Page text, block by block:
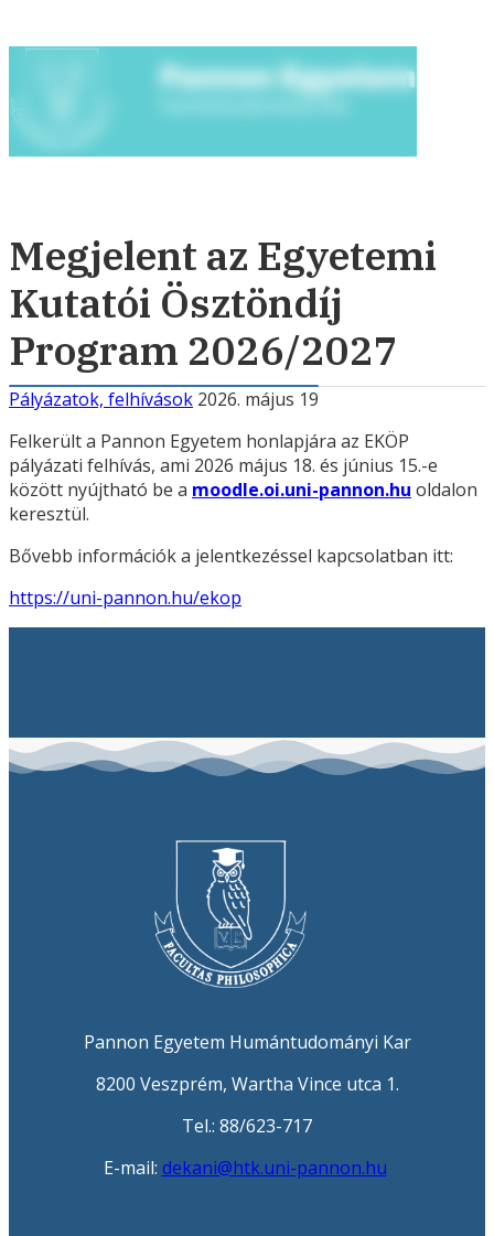
Megjelent az Egyetemi
Kutatói Ösztöndíj
Program 2026/2027
Pályázatok, felhívások 2026. május 19
Felkerült a Pannon Egyetem honlapjára az EKÖP
pályázati felhívás, ami 2026 május 18. és június 15.-e
között nyújtható be a moodle.oi.uni-pannon.hu oldalon
keresztül.
Bővebb információk a jelentkezéssel kapcsolatban itt:
https://uni-pannon.hu/ekop
Pannon Egyetem Humántudományi Kar
8200 Veszprém, Wartha Vince utca 1.
Tel.: 88/623-717
E-mail: dekani@htk.uni-pannon.hu